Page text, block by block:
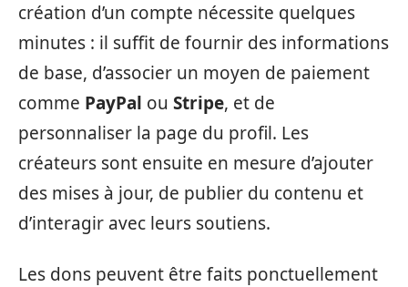
création d’un compte nécessite quelques
minutes : il suffit de fournir des informations
de base, d’associer un moyen de paiement
comme PayPal ou Stripe, et de
personnaliser la page du profil. Les
créateurs sont ensuite en mesure d’ajouter
des mises à jour, de publier du contenu et
d’interagir avec leurs soutiens.
Les dons peuvent être faits ponctuellement